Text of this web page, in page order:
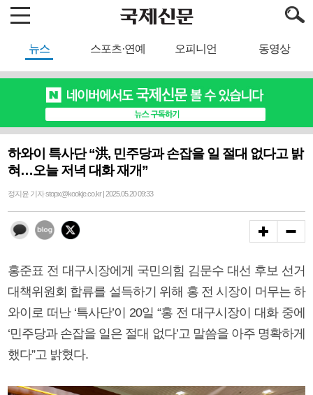
뉴스 스포츠·연예 오피니언 동영상
하와이 특사단 “洪, 민주당과 손잡을 일 절대 없다고 밝
혀…오늘 저녁 대화 재개”
정지윤 기자 stopx@kookje.co.kr | 2025.05.20 09:33
홍준표 전 대구시장에게 국민의힘 김문수 대선 후보 선거
대책위원회 합류를 설득하기 위해 홍 전 시장이 머무는 하
와이로 떠난 ‘특사단’이 20일 “홍 전 대구시장이 대화 중에
‘민주당과 손잡을 일은 절대 없다’고 말씀을 아주 명확하게
했다”고 밝혔다.